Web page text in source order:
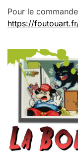
Pour le
https://